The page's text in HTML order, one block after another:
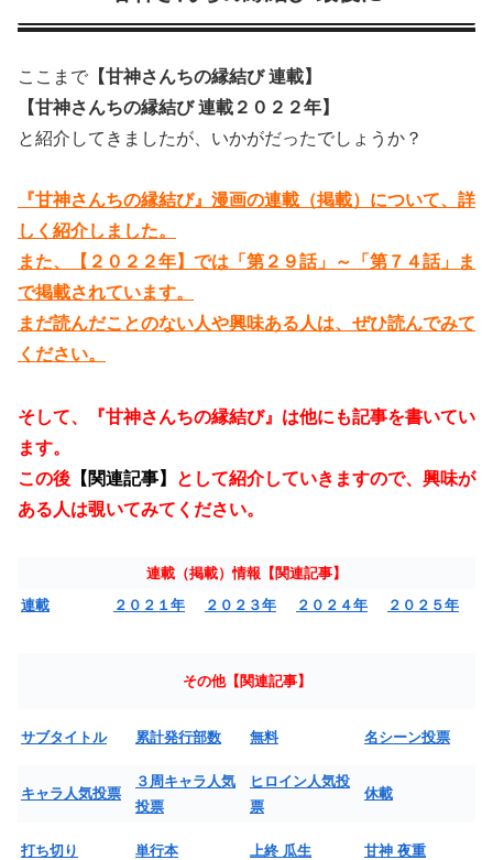
ここまで 【甘神さんちの縁結び 連載】
【甘神さんちの縁結び 連載２０２２年】
と紹介してきましたが、いかがだったでしょうか？
『甘神さんちの縁結び』漫画の連載（掲載）について、詳
しく紹介しました。
また、【２０２２年】では「第２９話」～「第７４話」ま
で掲載されています。
まだ読んだことのない人や興味ある人は、ぜひ読んでみて
ください。
そして、『甘神さんちの縁結び』は他にも記事を書いてい
ます。
この後 【関連記事】
として紹介していきますので、興味が
ある人は覗いてみてください。
連載（掲載）情報【関連記事】
連載
２０２１年 ２０２３年 ２０２４年 ２０２５年
その他【関連記事】
サブタイトル 累計発行部数 無料 名シーン投票
キャラ人気投票
３周キャラ人気
投票
ヒロイン人気投
票
休載
打ち切り 単行本 上終 瓜生 甘神 夜重